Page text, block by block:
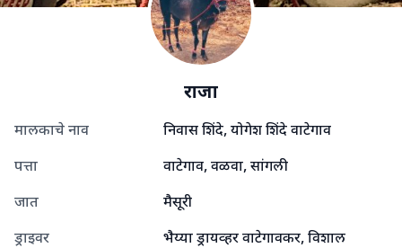
राजा
मालकाचे नाव
निवास शिंदे, योगेश शिंदे वाटेगाव
पत्ता
वाटेगाव, वळवा, सांगली
जात
मैसूरी
ड्राइवर
भैय्या ड्रायव्हर वाटेगावकर, विशाल